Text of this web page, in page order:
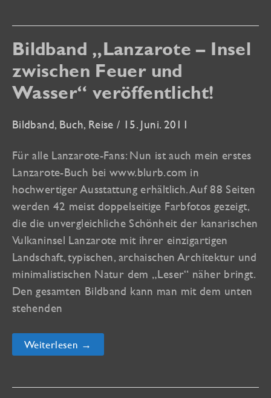
Teufelsmoor“
Bildband „Lanzarote – Insel
zwischen Feuer und
Wasser“ veröffentlicht!
Bildband, Buch, Reise / 15. Juni. 2011
Für alle Lanzarote-Fans: Nun ist auch mein erstes
Lanzarote-Buch bei www.blurb.com in
hochwertiger Ausstattung erhältlich. Auf 88 Seiten
werden 42 meist doppelseitige Farbfotos gezeigt,
die die unvergleichliche Schönheit der kanarischen
Vulkaninsel Lanzarote mit ihrer einzigartigen
Landschaft, typischen, archaischen Architektur und
minimalistischen Natur dem „Leser“ näher bringt.
Den gesamten Bildband kann man mit dem unten
stehenden
Bildband
„Lanzarote
zwischen
Weiterlesen →